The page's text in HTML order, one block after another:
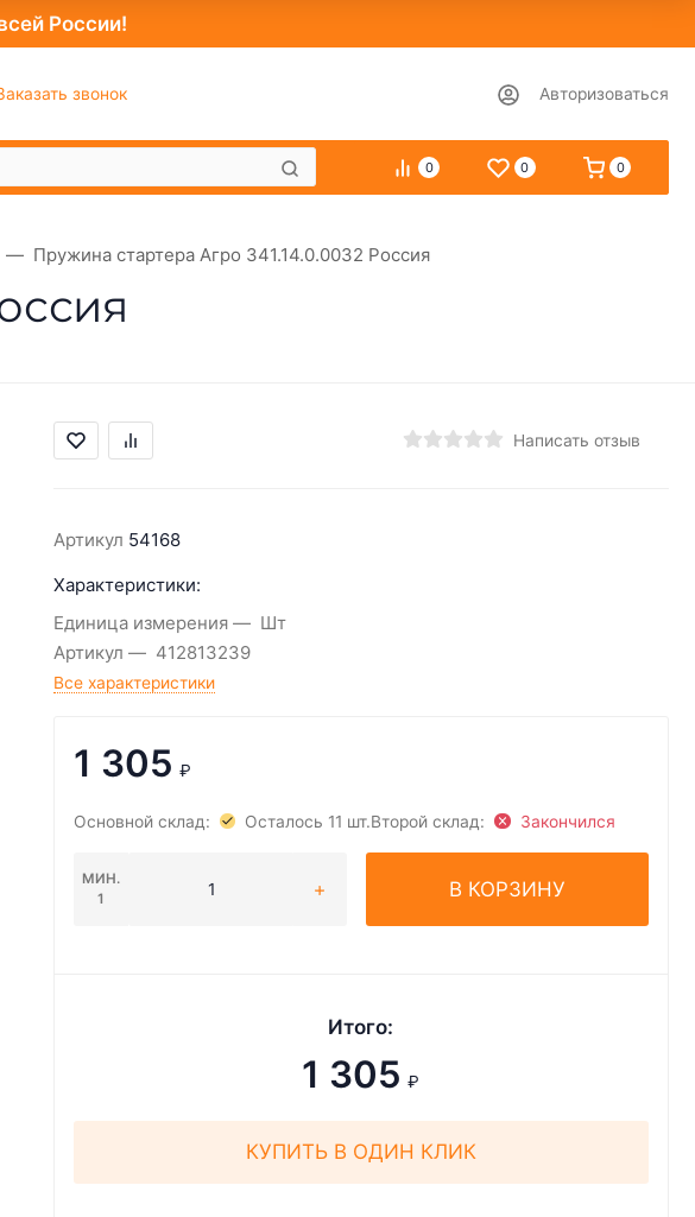
России!
звонок Авторизоваться
0 0 0
Пружина стартера Агро 341.14.0.0032 Россия
Написать отзыв
Артикул 54168
Характеристики:
Единица измерения
Шт
Артикул
412813239
Все характеристики
1 305 ₽
Основной склад: Осталось 11 шт.Второй склад: Закончился
МИН.
1
В КОРЗИНУ
Итого:
1 305 ₽
КУПИТЬ В ОДИН КЛИК